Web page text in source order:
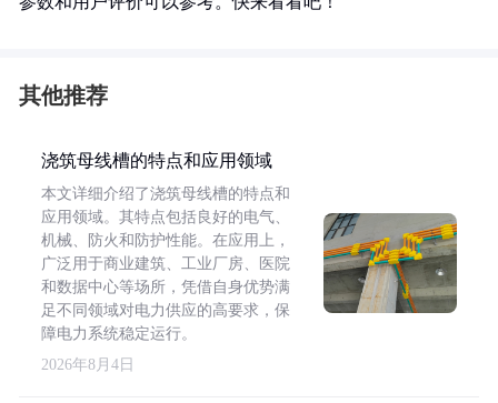
其他推荐
浇筑母线槽的特点和应用领域
本文详细介绍了浇筑母线槽的特点和
应用领域。其特点包括良好的电气、
机械、防火和防护性能。在应用上，
广泛用于商业建筑、工业厂房、医院
和数据中心等场所，凭借自身优势满
足不同领域对电力供应的高要求，保
障电力系统稳定运行。
2026年8月4日